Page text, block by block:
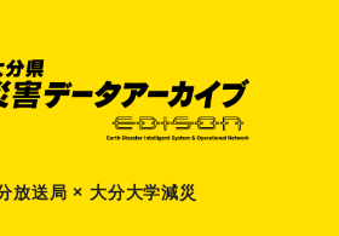
放送局 × 大分大学減災